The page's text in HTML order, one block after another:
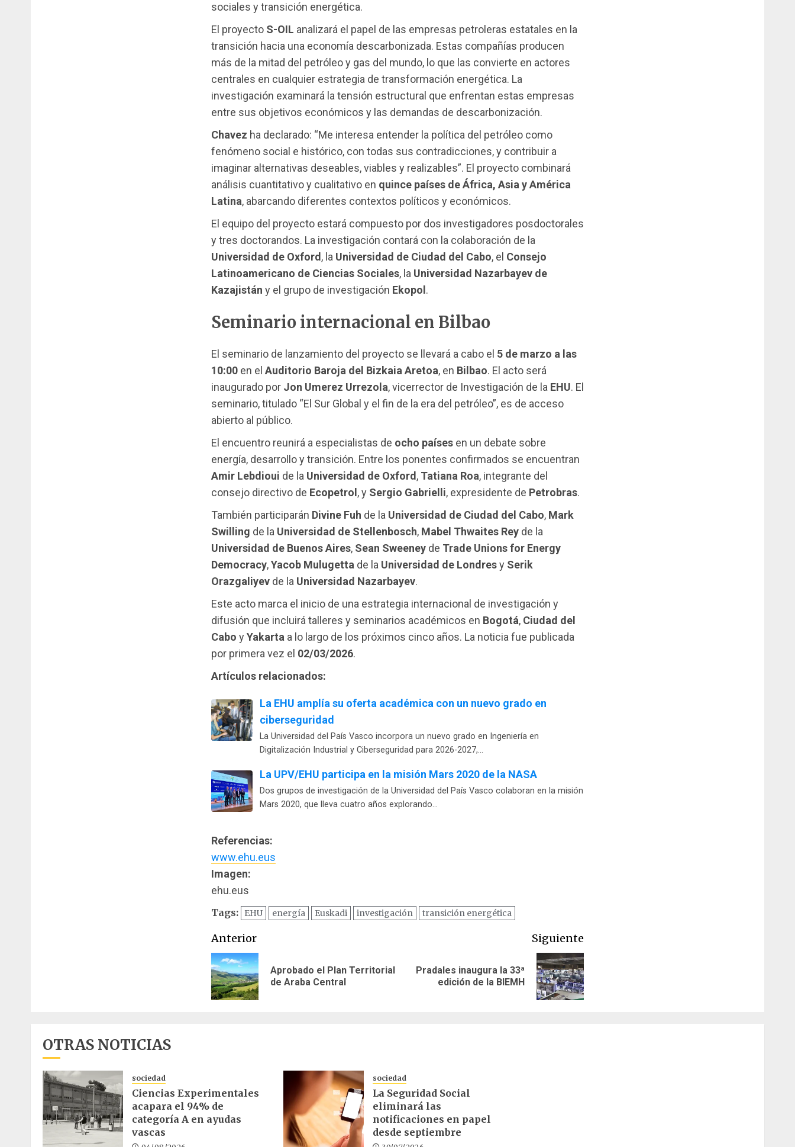
sociales y transición energética.
El proyecto S-OIL analizará el papel de las empresas petroleras estatales en la
transición hacia una economía descarbonizada. Estas compañías producen
más de la mitad del petróleo y gas del mundo, lo que las convierte en actores
centrales en cualquier estrategia de transformación energética. La
investigación examinará la tensión estructural que enfrentan estas empresas
entre sus objetivos económicos y las demandas de descarbonización.
Chavez ha declarado: “Me interesa entender la política del petróleo como
fenómeno social e histórico, con todas sus contradicciones, y contribuir a
imaginar alternativas deseables, viables y realizables”. El proyecto combinará
análisis cuantitativo y cualitativo en quince países de África, Asia y América
Latina, abarcando diferentes contextos políticos y económicos.
El equipo del proyecto estará compuesto por dos investigadores posdoctorales
y tres doctorandos. La investigación contará con la colaboración de la
Universidad de Oxford, la Universidad de Ciudad del Cabo, el Consejo
Latinoamericano de Ciencias Sociales, la Universidad Nazarbayev de
Kazajistán y el grupo de investigación Ekopol .
Seminario internacional en Bilbao
El seminario de lanzamiento del proyecto se llevará a cabo el 5 de marzo a las
10:00 en el Auditorio Baroja del Bizkaia Aretoa, en Bilbao. El acto será
inaugurado por Jon Umerez Urrezola, vicerrector de Investigación de la EHU. El
seminario, titulado “El Sur Global y el fin de la era del petróleo”, es de acceso
abierto al público.
El encuentro reunirá a especialistas de ocho países en un debate sobre
energía, desarrollo y transición. Entre los ponentes confirmados se encuentran
Amir Lebdioui de la Universidad de Oxford, Tatiana Roa, integrante del
consejo directivo de Ecopetrol , y Sergio Gabrielli, expresidente de Petrobras.
También participarán Divine Fuh de la Universidad de Ciudad del Cabo, Mark
Swilling de la Universidad de Stellenbosch, Mabel Thwaites Rey de la
Universidad de Buenos Aires, Sean Sweeney de Trade Unions for Energy
Democracy,Yacob Mulugetta de la Universidad de Londresy Serik
Orazgaliyev de la Universidad Nazarbayev.
Este acto marca el inicio de una estrategia internacional de investigación y
difusión que incluirá talleres y seminarios académicos en Bogotá, Ciudad del
Cabo yYakarta a lo largo de los próximos cinco años. La noticia fue publicada
por primera vez el 02/03/2026.
Artículos relacionados:
La EHU amplía su oferta académica con un nuevo grado en
ciberseguridad
La Universidad del País Vasco incorpora un nuevo grado en Ingeniería en
Digitalización Industrial y Ciberseguridad para 2026-2027,…
La UPV/EHU participa en la misión Mars 2020 de la NASA
Dos grupos de investigación de la Universidad del País Vasco colaboran en la misión
Mars 2020, que lleva cuatro años explorando…
Referencias:
www.ehu.eus
Imagen:
ehu.eus
Tags: EHU energía Euskadi investigación transición energética
Navegación
de
entradas
Anterior
Entrada
anterior:
Aprobado el Plan Territorial
de Araba Central
Siguiente
Siguiente
entrada:
Pradales inaugura la 33ª
edición de la BIEMH
OTRAS NOTICIAS
sociedad
Ciencias Experimentales
acapara el 94% de
categoría A en ayudas
vascas
sociedad
La Seguridad Social
eliminará las
notificaciones en papel
desde septiembre